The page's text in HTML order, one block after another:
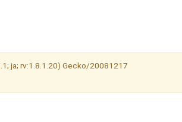
ja; rv:1.8.1.20) Gecko/20081217